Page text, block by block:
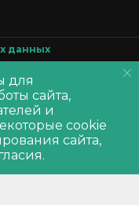
данных
данных
характеристики
предварительного
для
сайта,
и
cookie
сайта,